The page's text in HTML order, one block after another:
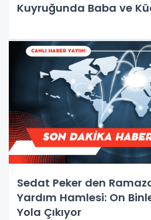
Kuyruğunda Baba ve
Sedat Peker den
Yardım Hamlesi: On
Yola Çıkıyor